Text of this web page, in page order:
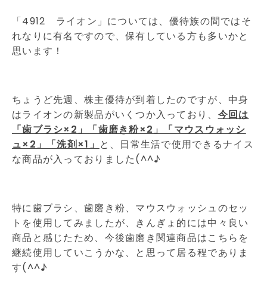
「4912 ライオン」については、優待族の間ではそ
れなりに有名ですので、保有している方も多いかと
思います！
ちょうど先週、株主優待が到着したのですが、中身
はライオンの新製品がいくつか入っており、 今回は
「歯ブラシ×2」「歯磨き粉×2」「マウスウォッシ
ュ×2」「洗剤×1」 と、日常生活で使用できるナイス
な商品が入っておりました(^^♪
特に歯ブラシ、歯磨き粉、マウスウォッシュのセッ
トを使用してみましたが、きんぎょ的には中々良い
商品と感じたため、今後歯磨き関連商品はこちらを
継続使用していこうかな、と思って居る程でありま
す(^^♪